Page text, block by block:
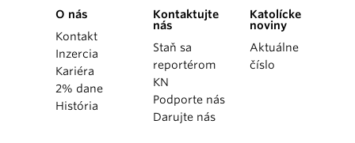
O nás
Kontakt
Inzercia
Kariéra
2% dane
História
Kontaktujte
nás
Staň sa
reportérom
KN
Podporte nás
Darujte nás
Katolícke
noviny
Aktuálne
číslo